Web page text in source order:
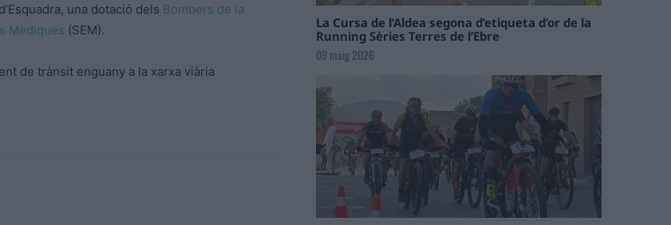
una dotació dels Bombers de la
Mèdiques (SEM).
de trànsit enguany a la xarxa viària
La Cursa de l’Aldea segona d’etiqueta d’or de la
Running Sèries Terres de l’Ebre
09 maig 2026